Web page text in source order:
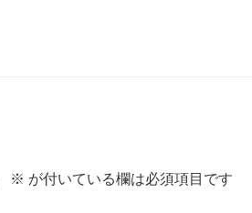
※ が付いている欄は必須項目です